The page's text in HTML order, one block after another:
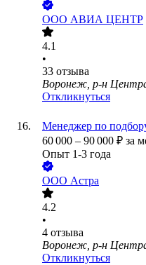
ООО АВИА ЦЕНТР
4.1
•
33 отзыва
Воронеж, р-н
Откликнуться
Менеджер по
60 000 – 90 000 ₽ за
Опыт 1-3 года
ООО Астра
4.2
•
4 отзыва
Воронеж, р-н
Откликнуться